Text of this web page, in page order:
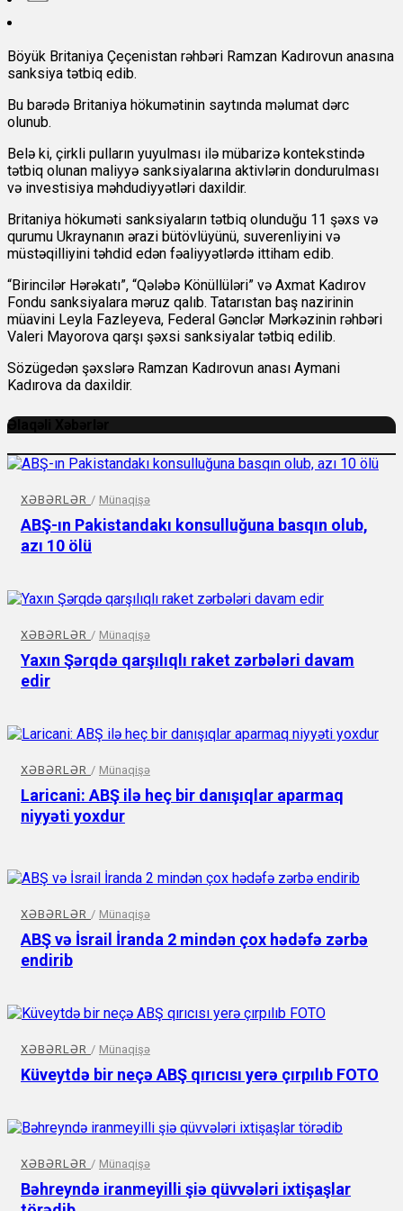
Böyük Britaniya Çeçenistan rəhbəri Ramzan Kadırovun anasına
sanksiya tətbiq edib.
Bu barədə Britaniya hökumətinin saytında məlumat dərc
olunub.
Belə ki, çirkli pulların yuyulması ilə mübarizə kontekstində
tətbiq olunan maliyyə sanksiyalarına aktivlərin dondurulması
və investisiya məhdudiyyətləri daxildir.
Britaniya hökuməti sanksiyaların tətbiq olunduğu 11 şəxs və
qurumu Ukraynanın ərazi bütövlüyünü, suverenliyini və
müstəqilliyini təhdid edən fəaliyyətlərdə ittiham edib.
“Birincilər Hərəkatı”, “Qələbə Könüllüləri” və Axmat Kadırov
Fondu sanksiyalara məruz qalıb. Tatarıstan baş nazirinin
müavini Leyla Fazleyeva, Federal Gənclər Mərkəzinin rəhbəri
Valeri Mayorova qarşı şəxsi sanksiyalar tətbiq edilib.
Sözügedən şəxslərə Ramzan Kadırovun anası Aymani
Kadırova da daxildir.
Əlaqəli Xəbərlər
XƏBƏRLƏR / Münaqişə
ABŞ-ın Pakistandakı konsulluğuna basqın olub,
azı 10 ölü
XƏBƏRLƏR / Münaqişə
Yaxın Şərqdə qarşılıqlı raket zərbələri davam
edir
XƏBƏRLƏR / Münaqişə
Laricani: ABŞ ilə heç bir danışıqlar aparmaq
niyyəti yoxdur
XƏBƏRLƏR / Münaqişə
ABŞ və İsrail İranda 2 mindən çox hədəfə zərbə
endirib
XƏBƏRLƏR / Münaqişə
Küveytdə bir neçə ABŞ qırıcısı yerə çırpılıb FOTO
XƏBƏRLƏR / Münaqişə
Bəhreyndə iranmeyilli şiə qüvvələri ixtişaşlar